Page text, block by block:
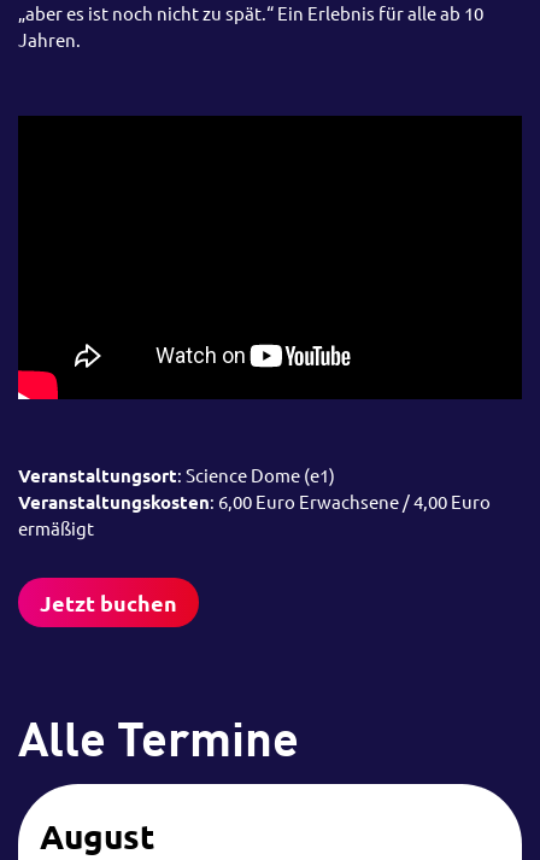
„aber es ist noch nicht zu spät.“ Ein Erlebnis für alle ab 10
Jahren.
Veranstaltungsort: Science Dome (e1)
Veranstaltungskosten: 6,00 Euro Erwachsene / 4,00 Euro
ermäßigt
Jetzt buchen
Alle Termine
August